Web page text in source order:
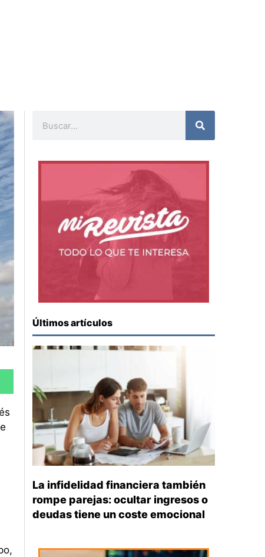
Últimos artículos
La infidelidad financiera también
rompe parejas: ocultar ingresos o
deudas tiene un coste emocional